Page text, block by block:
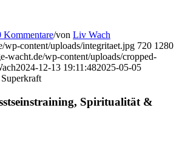
Kommentare/von Liv Wach
wp-content/uploads/integritaet.jpg 720 1280
wacht.de/wp-content/uploads/cropped-
2024-12-13 19:11:482025-05-05
Spiritualität &